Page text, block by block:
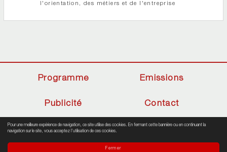
Fermer
Pour une meilleure expérience de navigation, ce site utilise des cookies. En fermant cette bannière ou en continuant la
navigation sur le site, vous acceptez l'utilisation de ces cookies.
l'orientation, des métiers et de l'entreprise
Programme Emissions
Publicité Contact
Informatique